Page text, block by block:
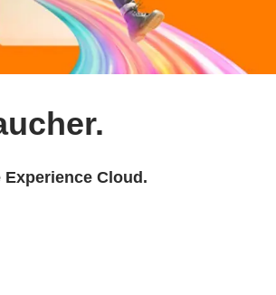
Cloud.